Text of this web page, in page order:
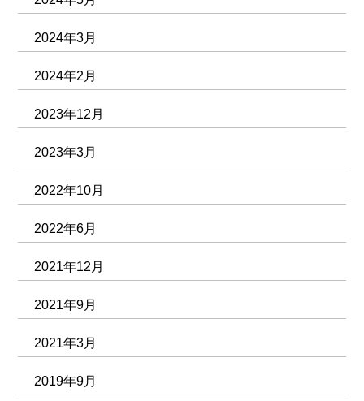
2024年3月
2024年2月
2023年12月
2023年3月
2022年10月
2022年6月
2021年12月
2021年9月
2021年3月
2019年9月